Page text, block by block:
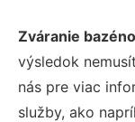
Zváranie
výsledok
nás pre viac
služby, ako